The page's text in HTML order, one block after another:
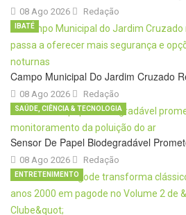
08 Ago 2026 Redação
Campo Municipal Do Jardim Cruzado
08 Ago 2026
IBATÉ
Redação
Sensor De Papel Biodegradável
08 Ago 2026
SAÚDE, CIÊNCIA & TECNOLOGIA
Redação
ENTRETENIMENTO